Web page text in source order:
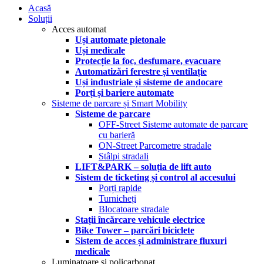
Acasă
Soluții
Acces automat
Uși automate pietonale
Uși medicale
Protecție la foc, desfumare, evacuare
Automatizări ferestre și ventilație
Uși industriale și sisteme de andocare
Porți și bariere automate
Sisteme de parcare și Smart Mobility
Sisteme de parcare
OFF-Street Sisteme automate de parcare
cu barieră
ON-Street Parcometre stradale
Stâlpi stradali
LIFT&PARK – soluția de lift auto
Sistem de ticketing și control al accesului
Porți rapide
Turnicheți
Blocatoare stradale
Stații încărcare vehicule electrice
Bike Tower – parcări biciclete
Sistem de acces și administrare fluxuri
medicale
Luminatoare și policarbonat